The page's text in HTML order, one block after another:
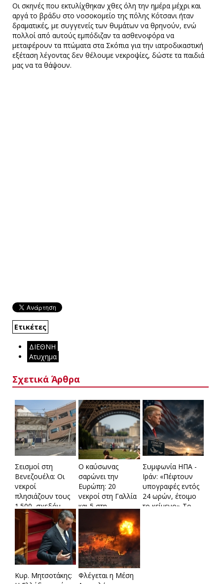
Οι σκηνές που εκτυλίχθηκαν χθες όλη την ημέρα μέχρι και
αργά το βράδυ στο νοσοκομείο της πόλης Κότσανι ήταν
δραματικές, με συγγενείς των θυμάτων να θρηνούν, ενώ
πολλοί από αυτούς εμπόδιζαν τα ασθενοφόρα να
μεταφέρουν τα πτώματα στα Σκόπια για την ιατροδικαστική
εξέταση λέγοντας δεν θέλουμε νεκροψίες, δώστε τα παιδιά
μας να τα θάψουν.
Ετικέτες
ΔΙΕΘΝΗ
Ατυχημα
Σχετικά Άρθρα
Σεισμοί στη
Βενεζουέλα: Οι
νεκροί
πλησιάζουν τους
1.500, σχεδόν
200 κτίρια
κατέρρευσαν
εντελώς
Ο καύσωνας
σαρώνει την
Ευρώπη: 20
νεκροί στη Γαλλία
και 5 στη
Γερμανία – Ρεκόρ
Βέλγιο
Συμφωνία ΗΠΑ -
Ιράν: «Πέφτουν
υπογραφές εντός
24 ωρών, έτοιμο
το κείμενο»-Το
Κυρ. Μητσοτάκης:
Φλέγεται η Μέση